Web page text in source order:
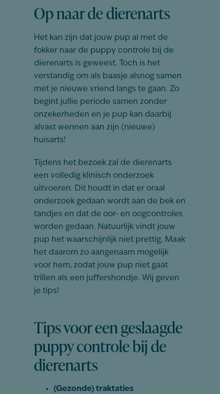
Op naar de dierenarts
Het kan zijn dat jouw pup al met de
fokker naar de puppy controle bij de
dierenarts is geweest. Toch is het
verstandig om als baasje alsnog samen
met je nieuwe vriend langs te gaan. Zo
begint jullie periode samen zonder
onzekerheden en je pup kan daarbij
alvast wennen aan zijn (nieuwe)
huisarts!
Tijdens het bezoek zal de dierenarts
een volledig klinisch onderzoek
uitvoeren. Dit houdt in dat er oraal
onderzoek gedaan wordt aan de bek en
tandjes en dat de oor- en oogcontroles
worden gedaan. Natuurlijk vindt jouw
pup het waarschijnlijk niet prettig. Maak
het daarom zo aangenaam mogelijk
voor hem, zodat jouw pup niet gaat
trillen als een juffershondje. Wij geven
je tips!
Tips voor een geslaagde
puppy controle bij de
dierenarts
(Gezonde) traktaties